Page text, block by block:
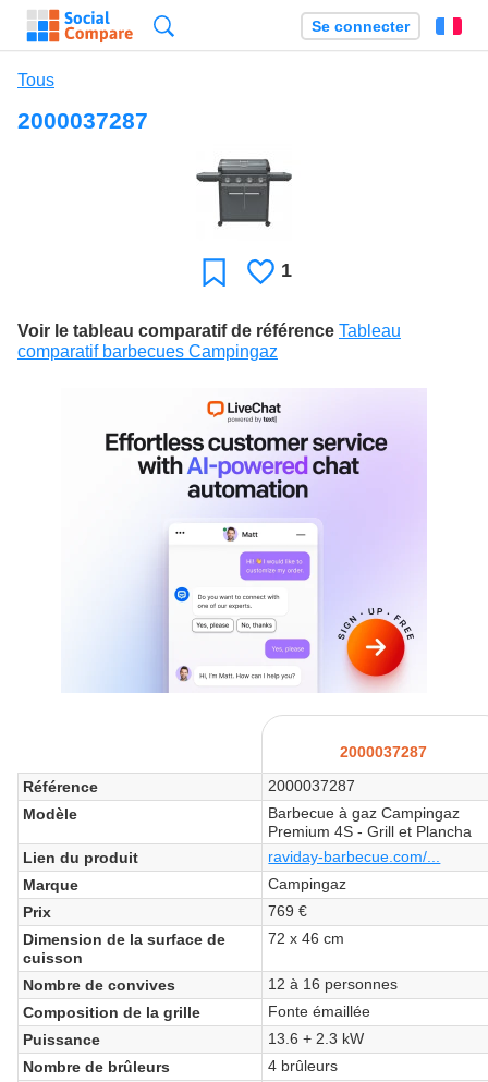
Se connecter
Tous
2000037287
Favori J'aime
1
Voir le tableau comparatif de référence Tableau
comparatif barbecues Campingaz
2000037287
Référence
2000037287
Modèle
Barbecue à gaz Campingaz
Premium 4S - Grill et Plancha
Lien du produit
raviday-barbecue.com/...
Marque
Campingaz
Prix
769 €
Dimension de la surface de
cuisson
72 x 46 cm
Nombre de convives
12 à 16 personnes
Composition de la grille
Fonte émaillée
Puissance
13.6 + 2.3 kW
Nombre de brûleurs
4 brûleurs